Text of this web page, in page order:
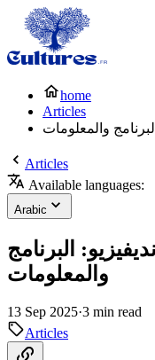
home
Articles
والمعلومات
Articles
Available languages:
Arabic
البرنامج
والمعلومات
13 Sep 2025·3 min read
Articles